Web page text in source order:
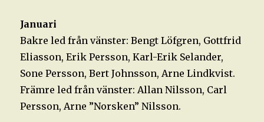
Januari
Bakre led från vänster: Bengt Löfgren, Gottfrid
Eliasson, Erik Persson, Karl-Erik Selander,
Sone Persson, Bert Johnsson, Arne Lindkvist.
Främre led från vänster: Allan Nilsson, Carl
Persson, Arne ”Norsken” Nilsson.